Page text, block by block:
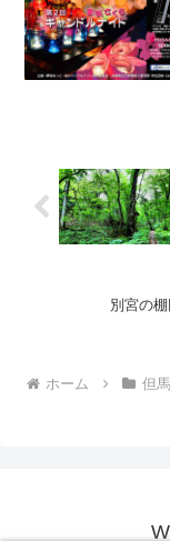
別宮の
ホーム 但馬